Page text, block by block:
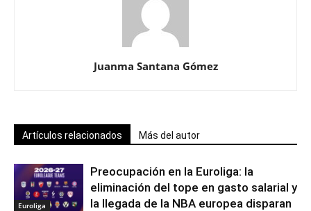
Juanma Santana Gómez
Artículos relacionados Más del autor
Euroliga
Preocupación en la Euroliga: la
eliminación del tope en gasto salarial y
la llegada de la NBA europea disparan